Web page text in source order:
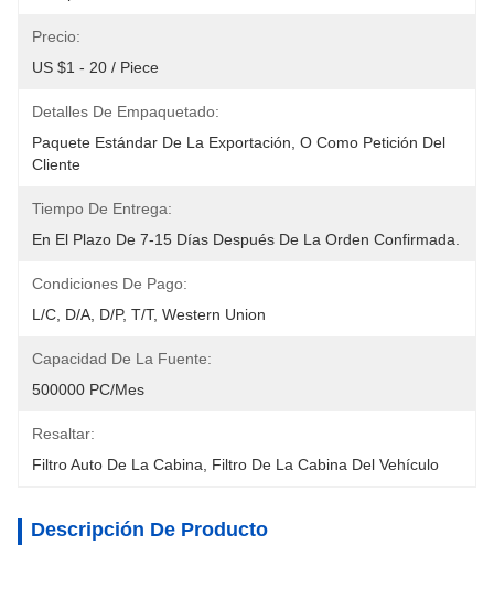
Precio:
US $1 - 20 / Piece
Detalles De Empaquetado:
Paquete Estándar De La Exportación, O Como Petición Del
Cliente
Tiempo De Entrega:
En El Plazo De 7-15 Días Después De La Orden Confirmada.
Condiciones De Pago:
L/C, D/A, D/P, T/T, Western Union
Capacidad De La Fuente:
500000 PC/mes
Resaltar:
Filtro Auto De La Cabina
Filtro De La Cabina Del Vehículo
Descripción De Producto